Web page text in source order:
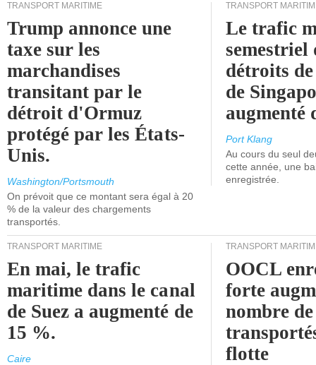
TRANSPORT MARITIME
Trump annonce une
taxe sur les
marchandises
transitant par le
détroit d'Ormuz
protégé par les États-
Unis.
Washington/Portsmouth
On prévoit que ce montant sera égal à 20
% de la valeur des chargements
transportés.
TRANSPORT
Le trafic
semestriel
détroits
de
augmenté
Port Klang
Au cours du seul
cette année, une
enregistrée.
TRANSPORT MARITIME
En mai, le trafic
maritime dans le canal
de Suez a augmenté de
15 %.
Caire
TRANSPORT
OOCL
forte
nombre
flotte